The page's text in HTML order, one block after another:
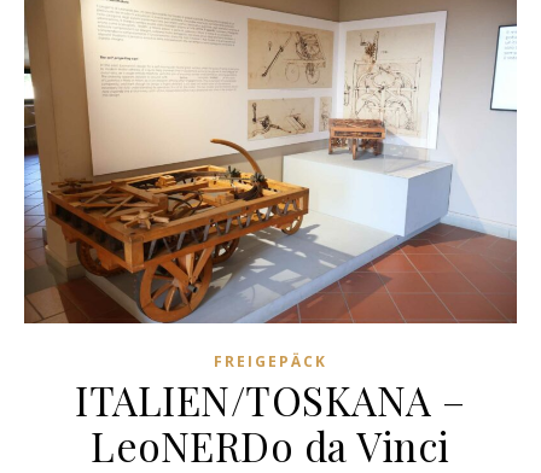
FREIGEPÄCK
ITALIEN/TOSKANA –
LeoNERDo da Vinci